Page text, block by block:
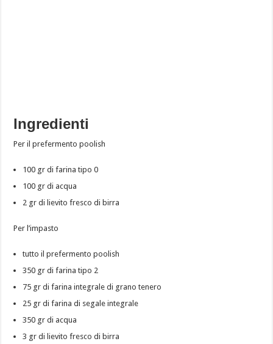
Ingredienti
Per il prefermento poolish
100 gr di farina tipo 0
100 gr di acqua
2 gr di lievito fresco di birra
Per l’impasto
tutto il prefermento poolish
350 gr di farina tipo 2
75 gr di farina integrale di grano tenero
25 gr di farina di segale integrale
350 gr di acqua
3 gr di lievito fresco di birra